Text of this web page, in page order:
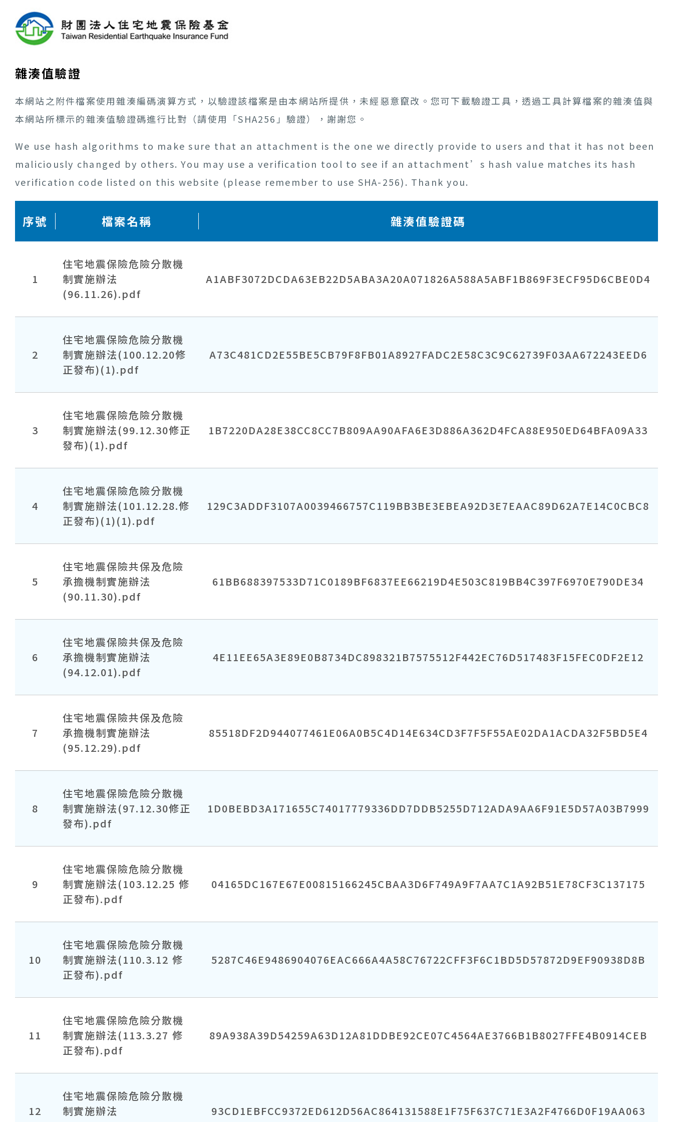
雜湊值驗證
本網站之附件檔案使用雜湊編碼演算方式，以驗證該檔案是由本網站所提供，未經惡意竄改。您可下載驗證工具，透過工具計算檔案的雜湊值與
本網站所標示的雜湊值驗證碼進行比對（請使用「SHA256」驗證），謝謝您。
We use hash algorithms to make sure that an attachment is the one we directly provide to users and that it has not been
maliciously changed by others. You may use a verification tool to see if an attachment’s hash value matches its hash
verification code listed on this website (please remember to use SHA-256). Thank you.
序號 檔案名稱 雜湊值驗證碼
1
住宅地震保險危險分散機
制實施辦法
(96.11.26).pdf
A1ABF3072DCDA63EB22D5ABA3A20A071826A588A5ABF1B869F3ECF95D6CBE0D4
2
住宅地震保險危險分散機
制實施辦法(100.12.20修
正發布)(1).pdf
A73C481CD2E55BE5CB79F8FB01A8927FADC2E58C3C9C62739F03AA672243EED6
3
住宅地震保險危險分散機
制實施辦法(99.12.30修正
發布)(1).pdf
1B7220DA28E38CC8CC7B809AA90AFA6E3D886A362D4FCA88E950ED64BFA09A33
4
住宅地震保險危險分散機
制實施辦法(101.12.28.修
正發布)(1)(1).pdf
129C3ADDF3107A0039466757C119BB3BE3EBEA92D3E7EAAC89D62A7E14C0CBC8
5
住宅地震保險共保及危險
承擔機制實施辦法
(90.11.30).pdf
61BB688397533D71C0189BF6837EE66219D4E503C819BB4C397F6970E790DE34
6
住宅地震保險共保及危險
承擔機制實施辦法
(94.12.01).pdf
4E11EE65A3E89E0B8734DC898321B7575512F442EC76D517483F15FEC0DF2E12
7
住宅地震保險共保及危險
承擔機制實施辦法
(95.12.29).pdf
85518DF2D944077461E06A0B5C4D14E634CD3F7F5F55AE02DA1ACDA32F5BD5E4
8
住宅地震保險危險分散機
制實施辦法(97.12.30修正
發布).pdf
1D0BEBD3A171655C74017779336DD7DDB5255D712ADA9AA6F91E5D57A03B7999
9
住宅地震保險危險分散機
制實施辦法(103.12.25 修
正發布).pdf
04165DC167E67E00815166245CBAA3D6F749A9F7AA7C1A92B51E78CF3C137175
10
住宅地震保險危險分散機
制實施辦法(110.3.12 修
正發布).pdf
5287C46E9486904076EAC666A4A58C76722CFF3F6C1BD5D57872D9EF90938D8B
11
住宅地震保險危險分散機
制實施辦法(113.3.27 修
正發布).pdf
89A938A39D54259A63D12A81DDBE92CE07C4564AE3766B1B8027FFE4B0914CEB
12
住宅地震保險危險分散機
制實施辦法
93CD1EBFCC9372ED612D56AC864131588E1F75F637C71E3A2F4766D0F19AA063